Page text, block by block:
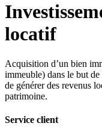
locatif
Acquisition d’un bien
immeuble) dans le but
de générer des revenus
patrimoine.
Service client